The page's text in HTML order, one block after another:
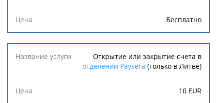
Цена Бесплатно
Открытие или закрытие счета в
отделении Paysera (только в Литве)
10 EUR